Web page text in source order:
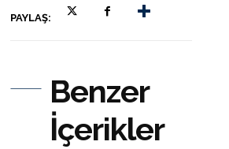
PAYLAŞ:
Benzer
İçerikler